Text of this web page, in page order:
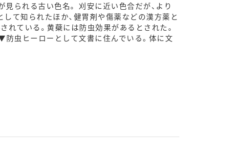
られる古い色名。 刈安に近い色合だが、より
して知られたほか、健胃剤や傷薬などの漢方薬と
れている。黄蘗には防虫効果があるとされた。
防虫ヒーローとして文書に住んでいる。体に文